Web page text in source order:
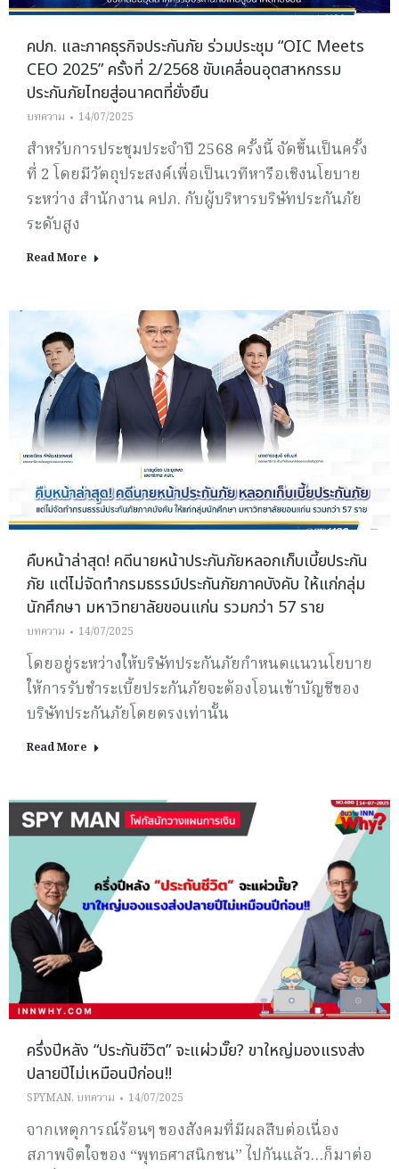
คปภ. และภาคธุรกิจประกันภัย ร่วมประชุม “OIC Meets
CEO 2025” ครั้งที่ 2/2568 ขับเคลื่อนอุตสาหกรรม
ประกันภัยไทยสู่อนาคตที่ยั่งยืน
บทความ 14/07/2025
สำหรับการประชุมประจำปี 2568 ครั้งนี้ จัดขึ้นเป็นครั้ง
ที่ 2 โดยมีวัตถุประสงค์เพื่อเป็นเวทีหารือเชิงนโยบาย
ระหว่าง สำนักงาน คปภ. กับผู้บริหารบริษัทประกันภัย
ระดับสูง
Read More
คืบหน้าล่าสุด! คดีนายหน้าประกันภัยหลอกเก็บเบี้ยประกัน
ภัย แต่ไม่จัดทำกรมธรรม์ประกันภัยภาคบังคับ ให้แก่กลุ่ม
นักศึกษา มหาวิทยาลัยขอนแก่น รวมกว่า 57 ราย
บทความ 14/07/2025
โดยอยู่ระหว่างให้บริษัทประกันภัยกำหนดแนวนโยบาย
ให้การรับชำระเบี้ยประกันภัยจะต้องโอนเข้าบัญชีของ
บริษัทประกันภัยโดยตรงเท่านั้น
Read More
ครึ่งปีหลัง “ประกันชีวิต” จะแผ่วมั๊ย? ขาใหญ่มองแรงส่ง
ปลายปีไม่เหมือนปีก่อน!!
SPYMAN, บทความ 14/07/2025
จากเหตุการณ์ร้อนๆ ของสังคมที่มีผลสืบต่อเนื่อง
สภาพจิตใจของ “พุทธศาสนิกชน” ไปกันแล้ว…ก็มาต่อ